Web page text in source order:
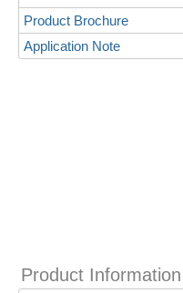
Product Brochure
Application Note
Product Information